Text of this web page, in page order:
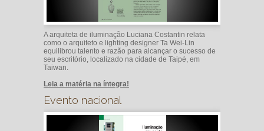
A arquiteta de iluminação Luciana Costantin relata
como o arquiteto e lighting designer Ta Wei-Lin
equilibrou talento e razão para alcançar o sucesso de
seu escritório, localizado na cidade de Taipé, em
Taiwan.
Leia a matéria na íntegra!
Evento nacional